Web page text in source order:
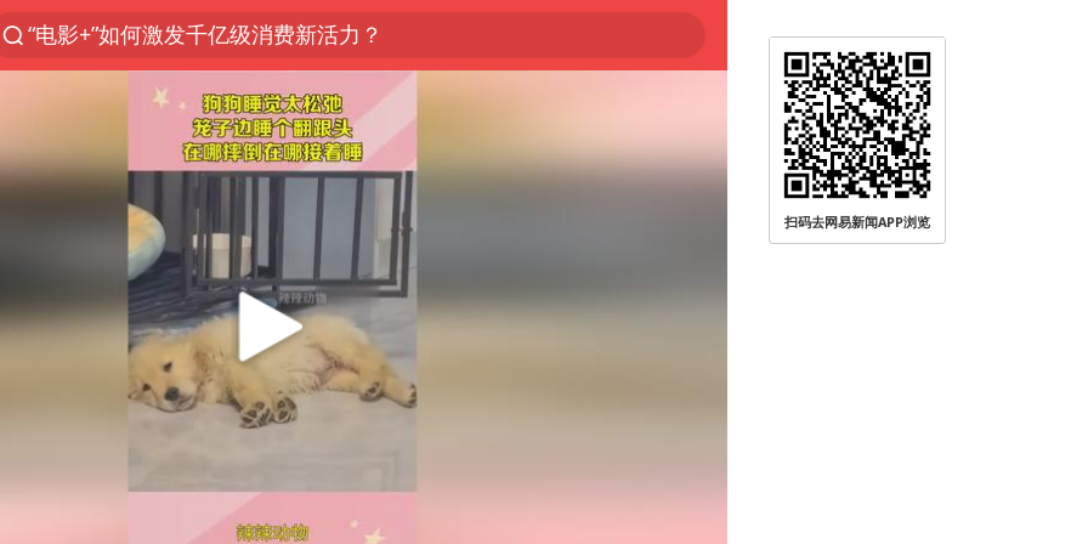
“电影+”如何激发千亿级消费新活力？
台风白海豚已进入24小时警戒线
中国女篮70-67险胜尼日利亚女篮
四川宜宾高县4.9级地震致1死
名创优品回应女子吐槽内裤质量差
上海：台风白海豚或将带来龙卷风
出口禁令驱动有色板块大涨
胜宏科技：股票交易异常波动
U17国足点球大战淘汰河床晋级决赛
扫码去网易新闻APP浏览